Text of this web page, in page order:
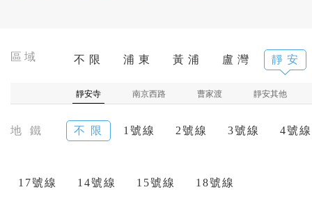
區域 不 限 浦 東 黃 浦 盧 灣 靜 安
靜安寺 南京西路 曹家渡 靜安其他
地 鐵 不 限 1號線 2號線 3號線 4號線
17號線 14號線 15號線 18號線